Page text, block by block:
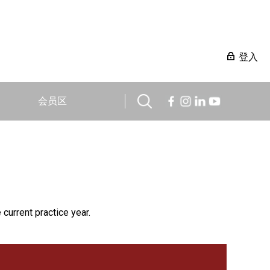
登入
会员区
practice year.